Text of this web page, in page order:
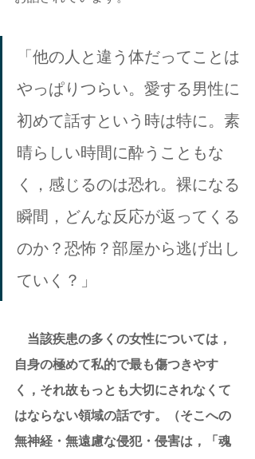
「他の人と違う体だってことは
やっぱりつらい。愛する男性に
初めて話すという時は特に。素
晴らしい時間に酔うこともな
く，感じるのは恐れ。裸になる
瞬間，どんな反応が返ってくる
のか？恐怖？部屋から逃げ出し
ていく？」
当該疾患の多くの女性については，
自身の極めて私的で最も傷つきやす
く，それ故もっとも大切にされなくて
はならない領域の話です。（そこへの
無神経・無遠慮な侵犯・侵害は，「魂